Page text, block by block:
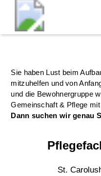
Sie haben Lust beim
mitzuhelfen und von
und die Bewohnergruppe
Gemeinschaft & Pflege
Dann suchen wir genau
St.